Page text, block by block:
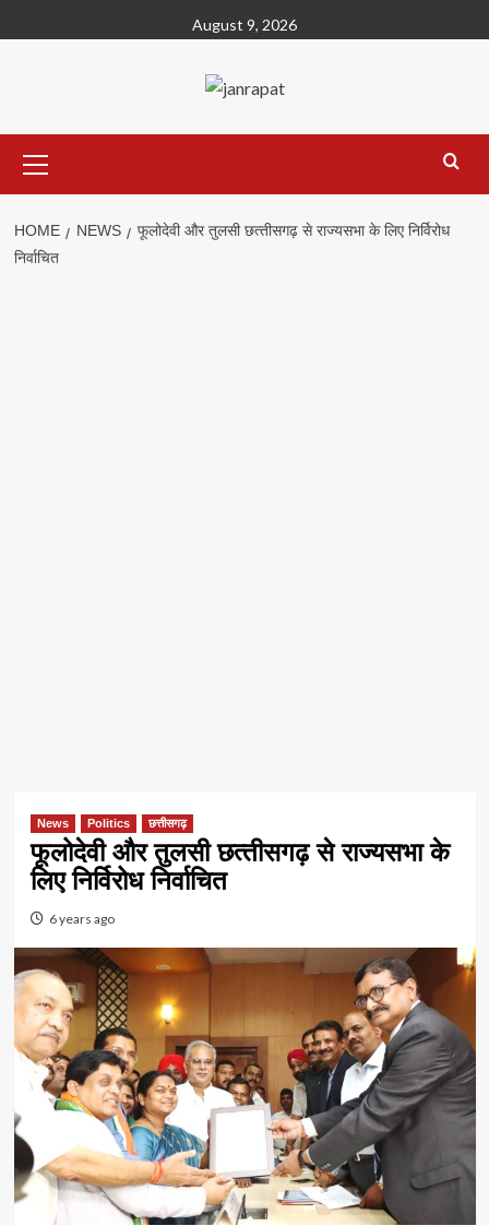
to
August 9, 2026
Menu
HOME NEWS
फूलोदेवी और तुलसी छत्‍तीसगढ़ से राज्यसभा के लिए निर्विरोध
निर्वाचित
News Politics छत्तीसगढ़
फूलोदेवी और तुलसी छत्‍तीसगढ़ से राज्यसभा के
लिए निर्विरोध निर्वाचित
6 years ago